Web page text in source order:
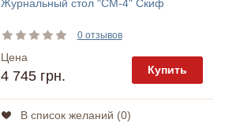
Журнальный стол "СМ-4" Скиф
0 отзывов
Цена
4 745 грн. Купить
В список желаний (0)